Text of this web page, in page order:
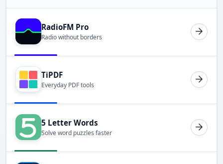
RadioFM Pro
Radio without borders
TiPDF
Everyday PDF tools
5 Letter Words
Solve word puzzles faster